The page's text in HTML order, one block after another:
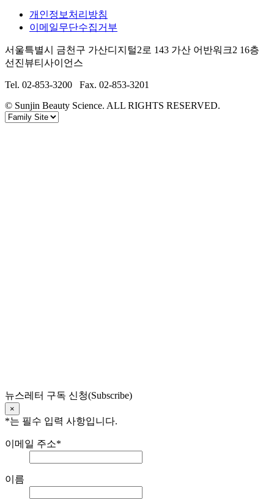
개인정보처리방침
이메일무단수집거부
서울특별시 금천구 가산디지털2로 143 가산 어반워크2 16층
선진뷰티사이언스
Tel. 02-853-3200 Fax. 02-853-3201
© Sunjin Beauty Science. ALL RIGHTS RESERVED.
뉴스레터 구독 신청(Subscribe)
×
*는 필수 입력 사항입니다.
이메일 주소*
이름